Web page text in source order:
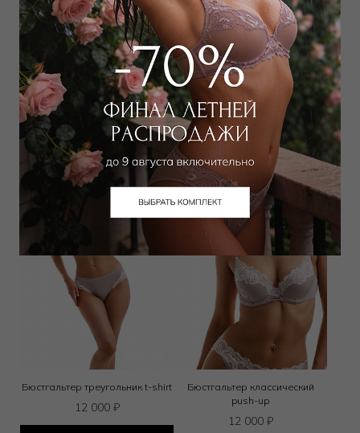
Бюстгальтер классический
push-up
8 500₽
Выбрать размер
Бюстгальтер треугольник t-shirt
8 000 ₽
Выбрать размер
Бюстгальтер треугольник t-shirt
12 000 ₽
Бюстгальтер классический
push-up
12 000 ₽